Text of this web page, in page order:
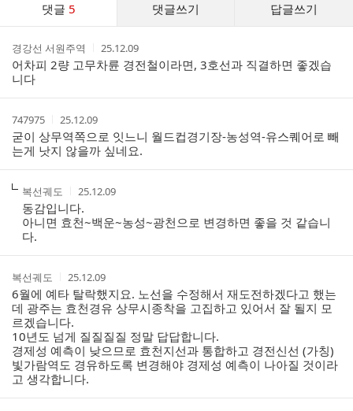
댓글 5 댓글쓰기 답글쓰기
트
작
성
자
경강선 서원주역
작
성
시
25.12.09
어차피 2량 고무차륜 경전철이라면, 3호선과 직결하면 좋겠습
니다
작
성
자
747975
작
성
시
간
25.12.09
굳이 상무역쪽으로 잇느니 월드컵경기장-농성역-유스퀘어로 빼
는게 낫지 않을까 싶네요.
작
성
자
복선궤도
작
성
시
간
25.12.09
동감입니다.
아니면 효천~백운~농성~광천으로 변경하면 좋을 것 같습니
다.
작
성
자
복선궤도
작
성
시
간
25.12.09
6월에 예타 탈락했지요. 노선을 수정해서 재도전하겠다고 했는
데 광주는 효천경유 상무시종착을 고집하고 있어서 잘 될지 모
르겠습니다.
10년도 넘게 질질질질 정말 답답합니다.
경제성 예측이 낮으므로 효천지선과 통합하고 경전신선 (가칭)
빛가람역도 경유하도록 변경해야 경제성 예측이 나아질 것이라
고 생각합니다.